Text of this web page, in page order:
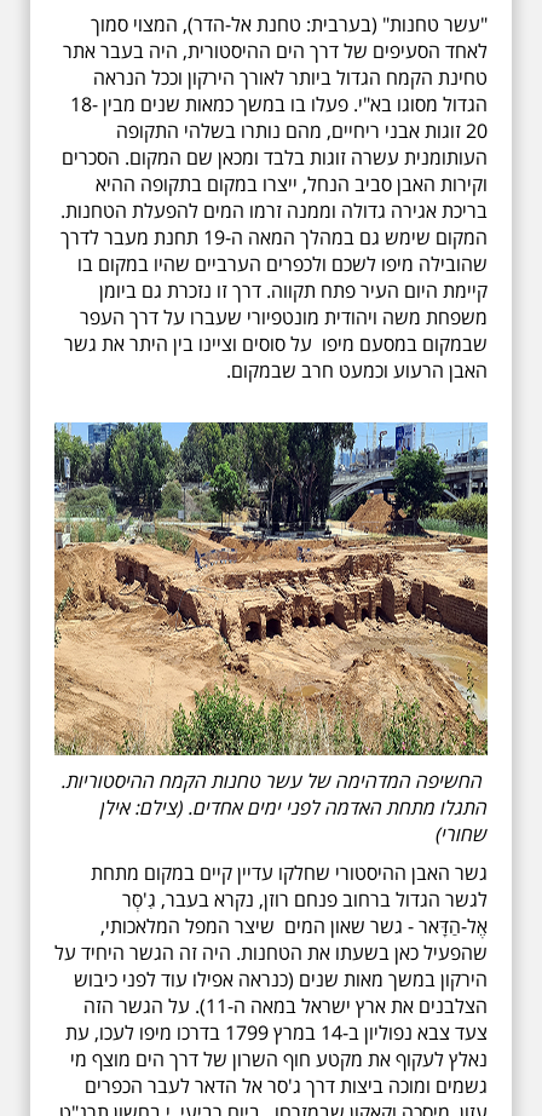
"עשר טחנות" (בערבית: טחנת אל-הדר), המצוי סמוך
לאחד הסעיפים של דרך הים ההיסטורית, היה בעבר אתר
טחינת הקמח הגדול ביותר לאורך הירקון וככל הנראה
הגדול מסוגו בא"י. פעלו בו במשך כמאות שנים מבין 18-
20 זוגות אבני ריחיים, מהם נותרו בשלהי התקופה
העותומנית עשרה זוגות בלבד ומכאן שם המקום. הסכרים
וקירות האבן סביב הנחל, ייצרו במקום בתקופה ההיא
בריכת אגירה גדולה וממנה זרמו המים להפעלת הטחנות.
המקום שימש גם במהלך המאה ה-19 תחנת מעבר לדרך
שהובילה מיפו לשכם ולכפרים הערביים שהיו במקום בו
קיימת היום העיר פתח תקווה. דרך זו נזכרת גם ביומן
משפחת משה ויהודית מונטפיורי שעברו על דרך העפר
שבמקום במסעם מיפו על סוסים וציינו בין היתר את גשר
האבן הרעוע וכמעט חרב שבמקום.
החשיפה המדהימה של עשר טחנות הקמח ההיסטוריות.
התגלו מתחת האדמה לפני ימים אחדים. (צילם: אילן
שחורי)
גשר האבן ההיסטורי שחלקו עדיין קיים במקום מתחת
לגשר הגדול ברחוב פנחם רוזן, נקרא בעבר, גִ'סְר
אֶל-הַדָּאר - גשר שאון המים שיצר המפל המלאכותי,
שהפעיל כאן בשעתו את הטחנות. היה זה הגשר היחיד על
הירקון במשך מאות שנים (כנראה אפילו עוד לפני כיבוש
הצלבנים את ארץ ישראל במאה ה-11). על הגשר הזה
צעד צבא נפוליון ב-14 במרץ 1799 בדרכו מיפו לעכו, עת
נאלץ לעקוף את מקטע חוף השרון של דרך הים מוצף מי
גשמים ומוכה ביצות דרך ג'סר אל הדאר לעבר הכפרים